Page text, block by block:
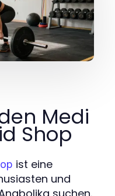
Medi
Shop
ist eine
und